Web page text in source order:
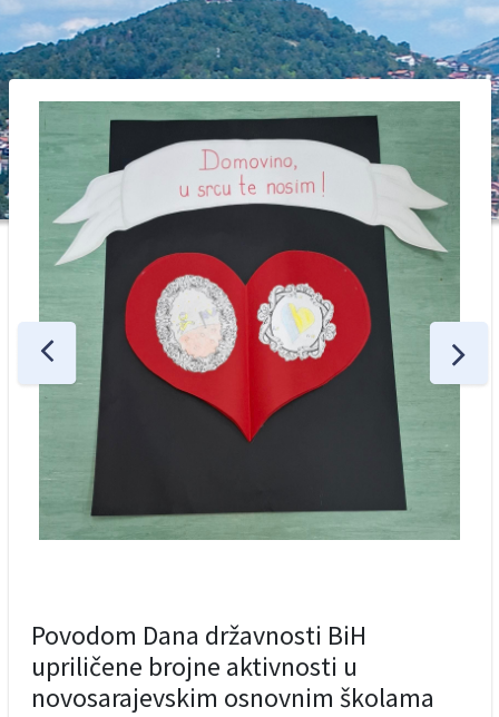
Povodom Dana državnosti BiH
upriličene brojne aktivnosti u
novosarajevskim osnovnim školama